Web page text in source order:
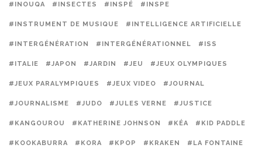
#INOUQA #INSECTES #INSPÉ #INSPE
#INSTRUMENT DE MUSIQUE #INTELLIGENCE ARTIFICIELLE
#INTERGÉNÉRATION #INTERGÉNÉRATIONNEL #ISS
#ITALIE #JAPON #JARDIN #JEU #JEUX OLYMPIQUES
#JEUX PARALYMPIQUES #JEUX VIDEO #JOURNAL
#JOURNALISME #JUDO #JULES VERNE #JUSTICE
#KANGOUROU #KATHERINE JOHNSON #KÉA #KID PADDLE
#KOOKABURRA #KORA #KPOP #KRAKEN #LA FONTAINE